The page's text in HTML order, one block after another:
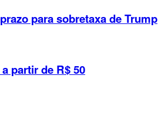
para sobretaxa de Trump
partir de R$ 50